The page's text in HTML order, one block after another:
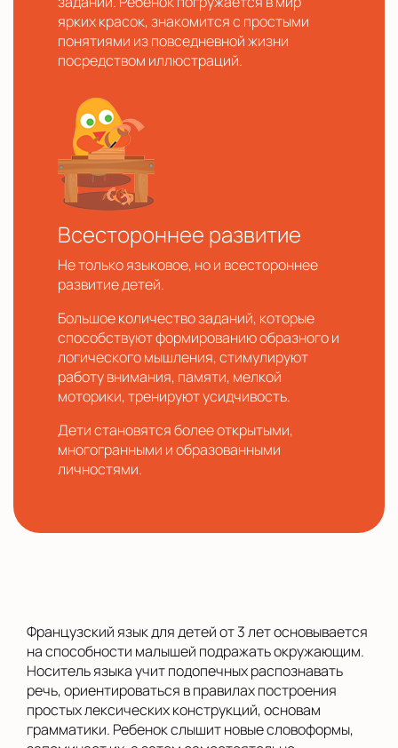
ярких красок, знакомится с простыми
понятиями из повседневной жизни
посредством иллюстраций.
Всестороннее развитие
Не только языковое, но и всестороннее
развитие детей.
Большое количество заданий, которые
способствуют формированию образного и
логического мышления, стимулируют
работу внимания, памяти, мелкой
моторики, тренируют усидчивость.
Дети становятся более открытыми,
многогранными и образованными
личностями.
Французский язык для детей от 3 лет основывается
на способности малышей подражать окружающим.
Носитель языка учит подопечных распознавать
речь, ориентироваться в правилах построения
простых лексических конструкций, основам
грамматики. Ребенок слышит новые словоформы,